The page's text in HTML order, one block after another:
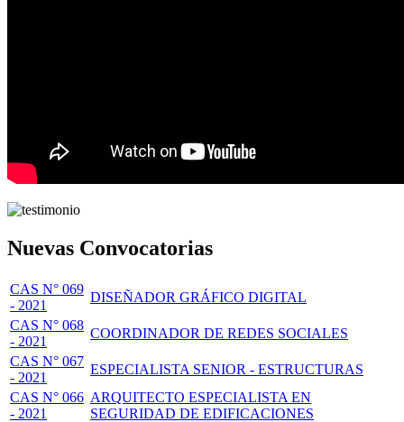
Nuevas Convocatorias
CAS N° 069
- 2021
DISEÑADOR GRÁFICO DIGITAL
CAS N° 068
- 2021
COORDINADOR DE REDES SOCIALES
CAS N° 067
- 2021
ESPECIALISTA SENIOR - ESTRUCTURAS
CAS N° 066
- 2021
ARQUITECTO ESPECIALISTA EN
SEGURIDAD DE EDIFICACIONES